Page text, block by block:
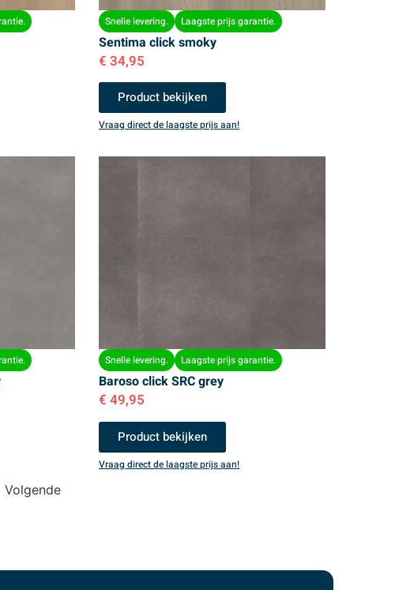
Snelle levering. Laagste prijs garantie.
Sentima click smoky
€ 34,95
Product bekijken
Vraag direct de laagste prijs aan!
Snelle levering. Laagste prijs garantie.
Baroso click SRC grey
€ 49,95
Product bekijken
Vraag direct de laagste prijs aan!
Volgende